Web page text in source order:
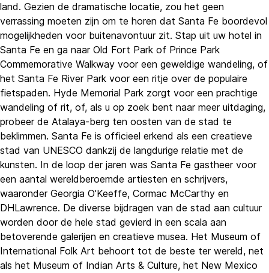
land. Gezien de dramatische locatie, zou het geen
verrassing moeten zijn om te horen dat Santa Fe boordevol
mogelijkheden voor buitenavontuur zit. Stap uit uw hotel in
Santa Fe en ga naar Old Fort Park of Prince Park
Commemorative Walkway voor een geweldige wandeling, of
het Santa Fe River Park voor een ritje over de populaire
fietspaden. Hyde Memorial Park zorgt voor een prachtige
wandeling of rit, of, als u op zoek bent naar meer uitdaging,
probeer de Atalaya-berg ten oosten van de stad te
beklimmen. Santa Fe is officieel erkend als een creatieve
stad van UNESCO dankzij de langdurige relatie met de
kunsten. In de loop der jaren was Santa Fe gastheer voor
een aantal wereldberoemde artiesten en schrijvers,
waaronder Georgia O'Keeffe, Cormac McCarthy en
DHLawrence. De diverse bijdragen van de stad aan cultuur
worden door de hele stad gevierd in een scala aan
betoverende galerijen en creatieve musea. Het Museum of
International Folk Art behoort tot de beste ter wereld, net
als het Museum of Indian Arts & Culture, het New Mexico